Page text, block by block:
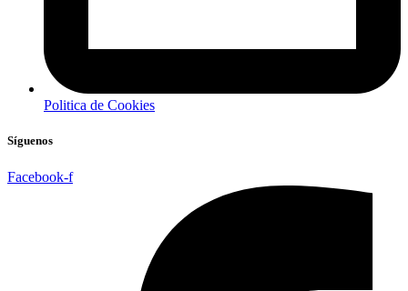
Politica de Cookies
Síguenos
Facebook-f